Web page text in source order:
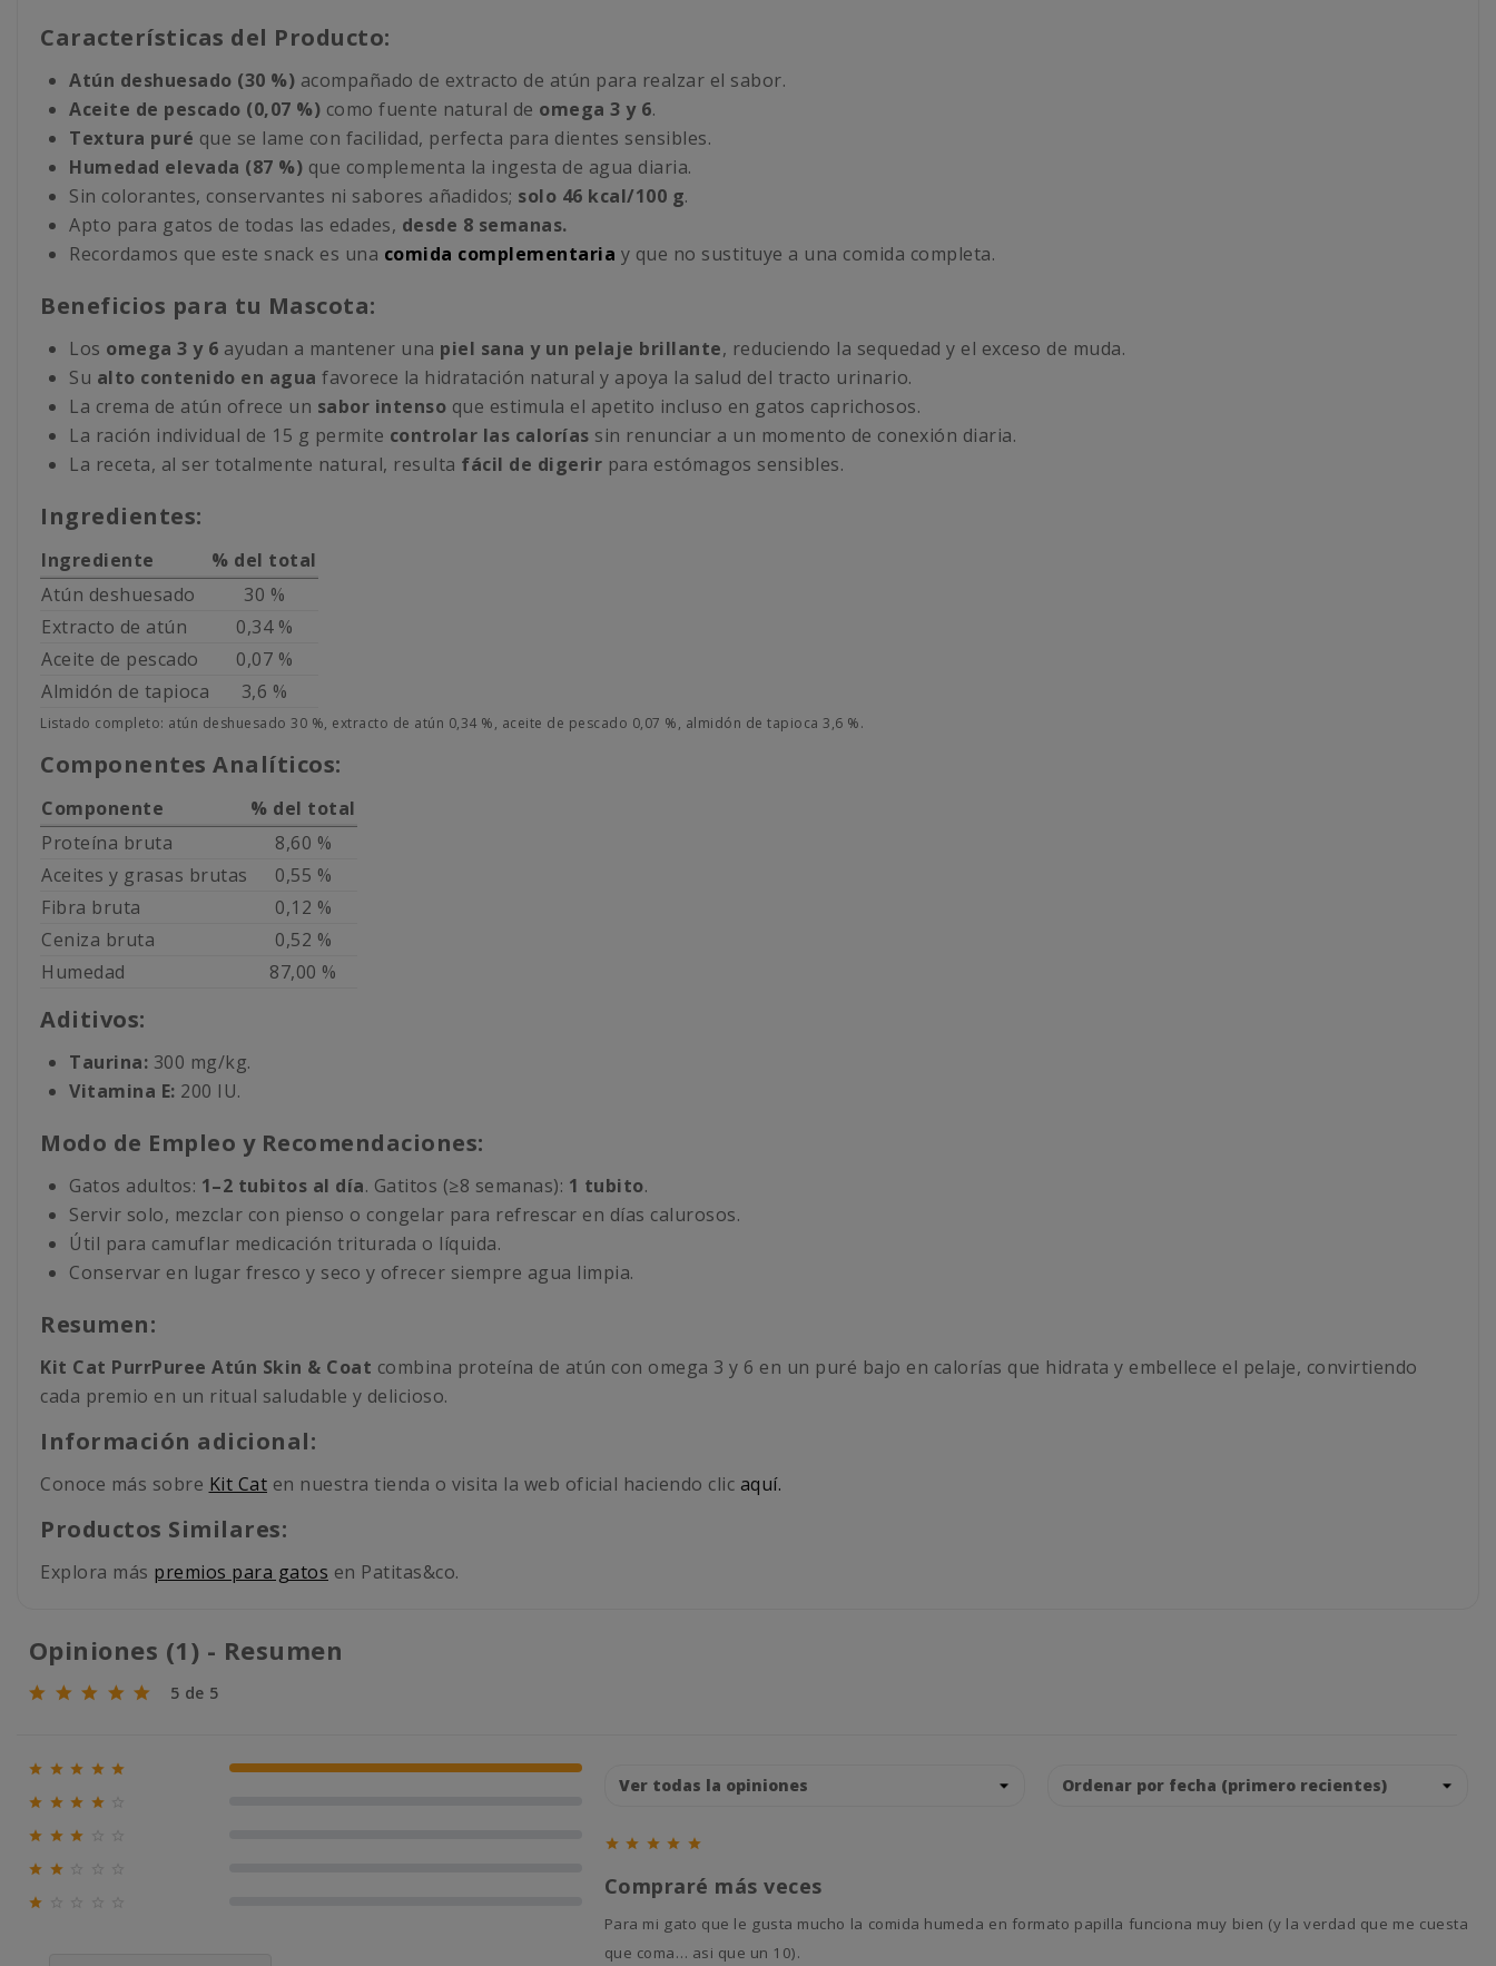
Características del Producto:
Atún deshuesado (30 %) acompañado de extracto de atún para realzar el sabor.
Aceite de pescado (0,07 %) como fuente natural de omega 3 y 6.
Textura puré que se lame con facilidad, perfecta para dientes sensibles.
Humedad elevada (87 %) que complementa la ingesta de agua diaria.
Sin colorantes, conservantes ni sabores añadidos; solo 46 kcal/100 g.
Apto para gatos de todas las edades, desde 8 semanas.
Recordamos que este snack es una comida complementaria y que no sustituye a una comida completa.
Beneficios para tu Mascota:
Los omega 3 y 6 ayudan a mantener una piel sana y un pelaje brillante, reduciendo la sequedad y el exceso de muda.
Su alto contenido en agua favorece la hidratación natural y apoya la salud del tracto urinario.
La crema de atún ofrece un sabor intenso que estimula el apetito incluso en gatos caprichosos.
La ración individual de 15 g permite controlar las calorías sin renunciar a un momento de conexión diaria.
La receta, al ser totalmente natural, resulta fácil de digerir para estómagos sensibles.
Ingredientes:
Ingrediente
% del total
Atún deshuesado
30 %
Extracto de atún
0,34 %
Aceite de pescado
0,07 %
Almidón de tapioca
3,6 %
Listado completo: atún deshuesado 30 %, extracto de atún 0,34 %, aceite de pescado 0,07 %, almidón de tapioca 3,6 %.
Componentes Analíticos:
Componente
% del total
Proteína bruta
8,60 %
Aceites y grasas brutas
0,55 %
Fibra bruta
0,12 %
Ceniza bruta
0,52 %
Humedad
87,00 %
Aditivos:
Taurina: 300 mg/kg.
Vitamina E: 200 IU.
Modo de Empleo y Recomendaciones:
Gatos adultos: 1–2 tubitos al día. Gatitos (≥8 semanas): 1 tubito.
Servir solo, mezclar con pienso o congelar para refrescar en días calurosos.
Útil para camuflar medicación triturada o líquida.
Conservar en lugar fresco y seco y ofrecer siempre agua limpia.
Resumen:
Kit Cat PurrPuree Atún Skin & Coat combina proteína de atún con omega 3 y 6 en un puré bajo en calorías que hidrata y embellece el pelaje, convirtiendo
cada premio en un ritual saludable y delicioso.
Información adicional:
Conoce más sobre Kit Cat en nuestra tienda o visita la web oficial haciendo clic aquí.
Productos Similares:
Explora más premios para gatos en Patitas&co.
Opiniones (1) - Resumen
5 de 5
     100% (1)
   
  
 

    
Compraré más veces
Para mi gato que le gusta mucho la comida humeda en formato papilla funciona muy bien (y la verdad que me cuesta
que coma… asi que un 10).